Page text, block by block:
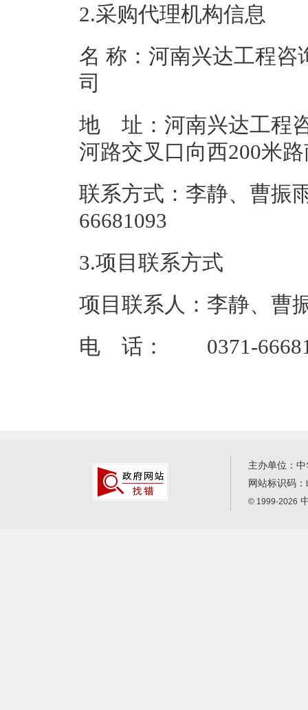
2.采购代理机构信息
名 称：河南兴达工程咨
地 址：河南兴达工程
河路交叉口
联系方式：李静、曹振
3.项目联系方式
项目联系人：李静、曹
电 话： 0371-
主办单位：
网站标识码：
© 1999-2026